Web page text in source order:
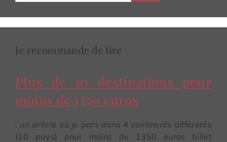
Je recommande de lire
Plus de 10 destinations pour
moins de 1350 euros
: un article où je pars dans 4 continents différents
(10 pays) pour moins de 1350 euros billet